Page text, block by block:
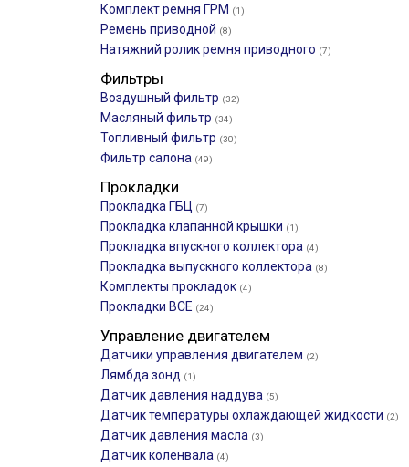
Комплект ремня ГРМ (1)
Ремень приводной (8)
Натяжний ролик ремня приводного (7)
Фильтры
Воздушный фильтр (32)
Масляный фильтр (34)
Топливный фильтр (30)
Фильтр салона (49)
Прокладки
Прокладка ГБЦ (7)
Прокладка клапанной крышки (1)
Прокладка впускного коллектора (4)
Прокладка выпускного коллектора (8)
Комплекты прокладок (4)
Прокладки ВСЕ (24)
Управление двигателем
Датчики управления двигателем (2)
Лямбда зонд (1)
Датчик давления наддува (5)
Датчик температуры охлаждающей жидкости (2)
Датчик давления масла (3)
Датчик коленвала (4)